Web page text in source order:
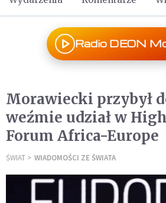
Radio DEON
Morawiecki przybył
weźmie udział w
Forum Africa-Europe
ŚWIAT WIADOMOŚCI ZE ŚWIATA